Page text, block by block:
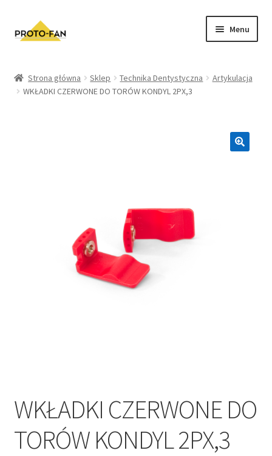
Menu
Kursy Stomatologiczne
Polityka prywatności
Strona główna Sklep Technika Dentystyczna
Artykulacja
WKŁADKI CZERWONE DO TORÓW KONDYL 2PX,3
WKŁADKI CZERWONE DO
TORÓW KONDYL 2PX,3